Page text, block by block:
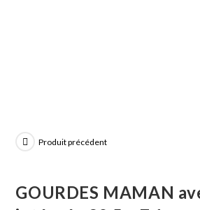
Produit précédent
GOURDES MAMAN